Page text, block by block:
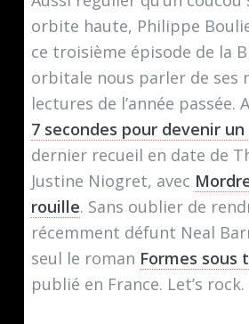
orbite haute, Philippe
ce troisième épisode de la
orbitale nous parler de ses
lectures de l’année passée.
7 secondes pour devenir
dernier recueil en date de
Justine Niogret, avec
rouille. Sans oublier de
récemment défunt Neal
seul le roman Formes sous
publié en France. Let’s rock.